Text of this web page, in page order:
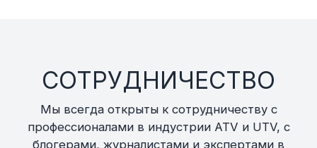
СОТРУДНИЧЕСТВО
Мы всегда открыты к сотрудничеству с
профессионалами в индустрии ATV и UTV, с
блогерами, журналистами и экспертами в